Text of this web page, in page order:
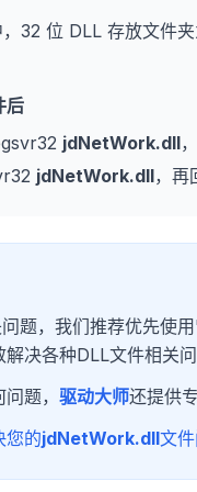
32 位 DLL 存放文件
后
jdNetWork.dll
jdNetWork.dll，再
题，我们推荐优先使
决各种DLL文件相关
题， 驱动大师还提供
您的jdNetWork.dll文